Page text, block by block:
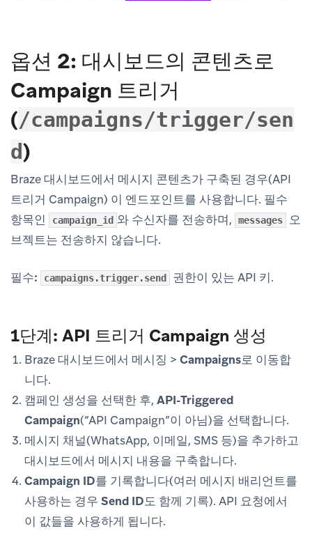
옵션 2: 대시보드의 콘텐츠로
Campaign 트리거
(/campaigns/trigger/sen
d)
Braze 대시보드에서 메시지 콘텐츠가 구축된 경우(API
트리거 Campaign) 이 엔드포인트를 사용합니다. 필수
항목인
campaign_id 와 수신자를 전송하며, messages
오
브젝트는 전송하지 않습니다.
필수: campaigns.trigger.send 권한이 있는 API 키.
1단계: API 트리거 Campaign 생성
Braze 대시보드에서 메시징 > Campaigns로 이동합
니다.
캠페인 생성을 선택한 후, API-Triggered
Campaign(“API Campaign”이 아님)을 선택합니다.
메시지 채널(WhatsApp, 이메일, SMS 등)을 추가하고
대시보드에서 메시지 내용을 구축합니다.
Campaign ID를 기록합니다(여러 메시지 배리언트를
사용하는 경우 Send ID도 함께 기록). API 요청에서
이 값들을 사용하게 됩니다.